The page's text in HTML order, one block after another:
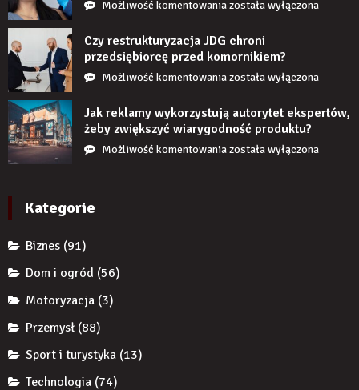
Możliwość komentowaniaCo
stanie,
jeśli
przez
czas
nie
uzupełnię
braku
została wyłączona
Czy restrukturyzacja JDG chroni
przedsiębiorcę przed komornikiem?
Możliwość komentowaniaCzy
JDG
chroni
przedsiębiorcę
została wyłączona
Jak reklamy wykorzystują autorytet ekspertów,
żeby zwiększyć wiarygodność produktu?
Możliwość komentowaniaJak
została wyłączona
Kategorie
Biznes (91)
Dom i ogród (56)
Motoryzacja (3)
Przemysł (88)
Sport i turystyka (13)
Technologia (74)